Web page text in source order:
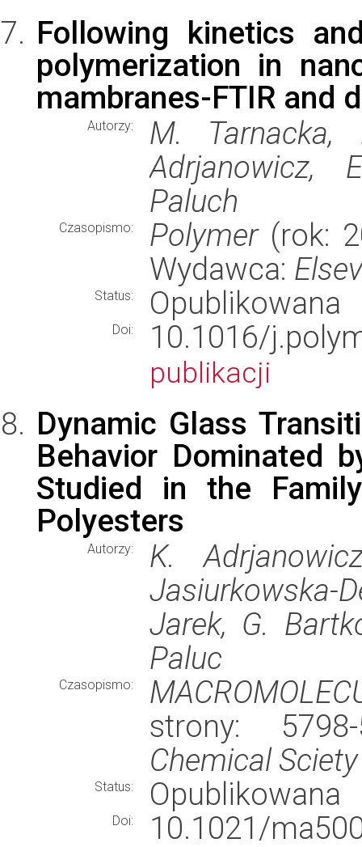
Following kinetics
polymerization in
mambranes-FTIR and
Autorzy:
M. Tarnacka,
Adrjanowicz,
Paluch
Czasopismo: Polymer(rok:
Wydawca:
Status: Opublikowana
Doi: 10.1016/
publikacji
Dynamic Glass
Behavior Dominated
Studied in the
Polyesters
Autorzy:
K.
Jasiurkowska-
Jarek, G.
Paluc
Czasopismo:
strony:
Chemical Sciety
Status: Opublikowana
Doi: 10.1021/